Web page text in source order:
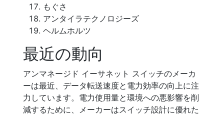
もぐさ
アンタイラテクノロジーズ
ヘルムホルツ
最近の動向
アンマネージド イーサネット スイッチのメーカ
ーは最近、データ転送速度と電力効率の向上に注
力しています。電力使用量と環境への悪影響を削
減するために、メーカーはスイッチ設計に優れた